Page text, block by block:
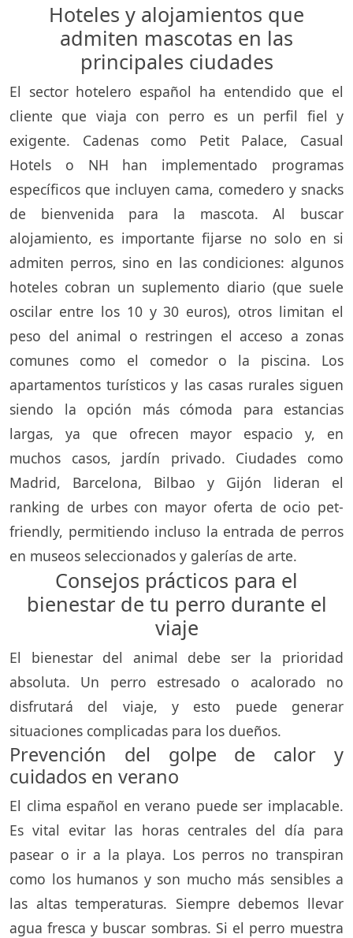
Hoteles y alojamientos que
admiten mascotas en las
principales ciudades
El sector hotelero español ha entendido que el
cliente que viaja con perro es un perfil fiel y
exigente. Cadenas como Petit Palace, Casual
Hotels o NH han implementado programas
específicos que incluyen cama, comedero y snacks
de bienvenida para la mascota. Al buscar
alojamiento, es importante fijarse no solo en si
admiten perros, sino en las condiciones: algunos
hoteles cobran un suplemento diario (que suele
oscilar entre los 10 y 30 euros), otros limitan el
peso del animal o restringen el acceso a zonas
comunes como el comedor o la piscina. Los
apartamentos turísticos y las casas rurales siguen
siendo la opción más cómoda para estancias
largas, ya que ofrecen mayor espacio y, en
muchos casos, jardín privado. Ciudades como
Madrid, Barcelona, Bilbao y Gijón lideran el
ranking de urbes con mayor oferta de ocio pet-
friendly, permitiendo incluso la entrada de perros
en museos seleccionados y galerías de arte.
Consejos prácticos para el
bienestar de tu perro durante el
viaje
El bienestar del animal debe ser la prioridad
absoluta. Un perro estresado o acalorado no
disfrutará del viaje, y esto puede generar
situaciones complicadas para los dueños.
Prevención del golpe de calor y
cuidados en verano
El clima español en verano puede ser implacable.
Es vital evitar las horas centrales del día para
pasear o ir a la playa. Los perros no transpiran
como los humanos y son mucho más sensibles a
las altas temperaturas. Siempre debemos llevar
agua fresca y buscar sombras. Si el perro muestra